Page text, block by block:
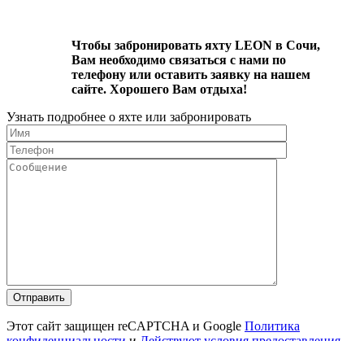
Чтобы забронировать яхту LEON в Сочи,
Вам необходимо связаться с нами по
телефону или оставить заявку на нашем
сайте. Хорошего Вам отдыха!
Узнать подробнее о яхте или забронировать
Этот сайт защищен reCAPTCHA и Google Политика